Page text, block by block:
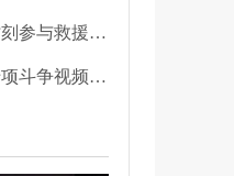
路遇火情，监狱干警危急时刻参与救援显身手！
辽宁：全省深化扫黑除恶专项斗争视频会议召开